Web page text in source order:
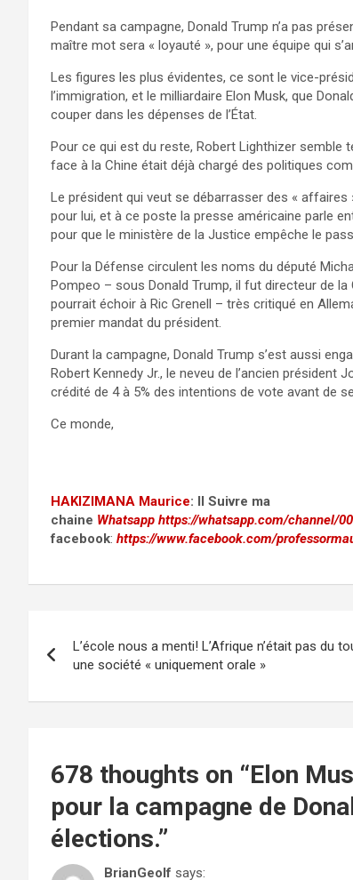
Pendant sa campagne, Donald Trump n’a pas
maître mot sera « loyauté », pour une équipe qui
Les figures les plus évidentes, ce sont le vice-
l’immigration, et le milliardaire Elon Musk, que
couper dans les dépenses de l’État.
Pour ce qui est du reste, Robert Lighthizer semble
face à la Chine était déjà chargé des politiques
Le président qui veut se débarrasser des «
pour lui, et à ce poste la presse américaine parle
pour que le ministère de la Justice empêche le
Pour la Défense circulent les noms du député
Pompeo – sous Donald Trump, il fut directeur de
pourrait échoir à Ric Grenell – très critiqué en
premier mandat du président.
Durant la campagne, Donald Trump s’est aussi
Robert Kennedy Jr., le neveu de l’ancien président
crédité de 4 à 5% des intentions de vote avant de
Ce monde,
HAKIZIMANA Maurice: II Suivre ma
chaine Whatsapp https://whatsapp.com/channel/
facebook: https://www.facebook.com/
navigation
L’école nous a menti! L’Afrique n’était pas du
une société « uniquement orale »
678 thoughts on “Elon
pour la campagne de
élections.”
BrianGeolf says: